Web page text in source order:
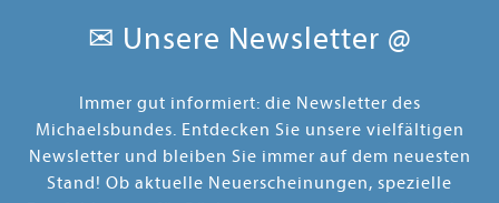
✉ Unsere Newsletter @
Immer gut informiert: die Newsletter des
Michaelsbundes. Entdecken Sie unsere vielfältigen
Newsletter und bleiben Sie immer auf dem neuesten
Stand! Ob aktuelle Neuerscheinungen, spezielle